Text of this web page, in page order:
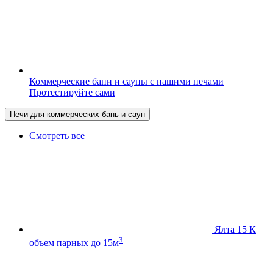
Коммерческие бани и сауны с нашими печами
Протестируйте сами
Печи для коммерческих бань и саун
Смотреть все
Ялта 15 К
объем парных до 15м3